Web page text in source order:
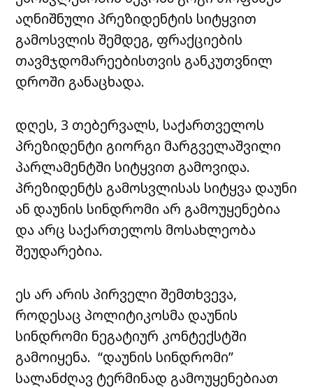
აღნიშნული პრეზიდენტის სიტყვით
გამოსვლის შემდეგ, ფრაქციების
თავმჯდომარეებისთვის განკუთვნილ
დროში განაცხადა.
დღეს, 3 თებერვალს, საქართველოს
პრეზიდენტი გიორგი მარგველაშვილი
პარლამენტში სიტყვით გამოვიდა.
პრეზიდენტს გამოსვლისას სიტყვა დაუნი
ან დაუნის სინდრომი არ გამოუყენებია
და არც საქართელოს მოსახლეობა
შეუდარებია.
ეს არ არის პირველი შემთხვევა,
როდესაც პოლიტიკოსმა დაუნის
სინდრომი ნეგატიურ კონტექსტში
გამოიყენა. “დაუნის სინდრომი”
სალანძღავ ტერმინად გამოუყენებიათ